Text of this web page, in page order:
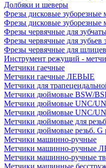
Долбяки и шеверы
Фрезы дисковые зуборезные
Фрезы дисковые зуборезные
Фрезы червячные для
Фрезы червячные для зубьев
Фрезы червячные для
Инструмент режущий -
Метчики гаечные
Метчики гаечные ЛЕВЫЕ
Метчики для
Метчики дюймовые BSW/
Метчики дюймовые UNC/
Метчики дюймовые UNC/
Метчики дюймовые для
Метчики дюймовые резьб.
Метчики машинно-ручные
Метчики машинно-ручные
Метчики машинно-ручные
Метчики машинные